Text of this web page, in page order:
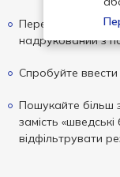
Перевірте
надрукований з
Спробуйте
Пошукайте більш
замість
відфільтрувати